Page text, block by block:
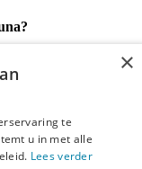
vervolgens op
×
te
u in met alle
Lees verder